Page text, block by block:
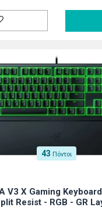
43 Πόντοι
V3 Χ Gaming
Resist - RGB - GR